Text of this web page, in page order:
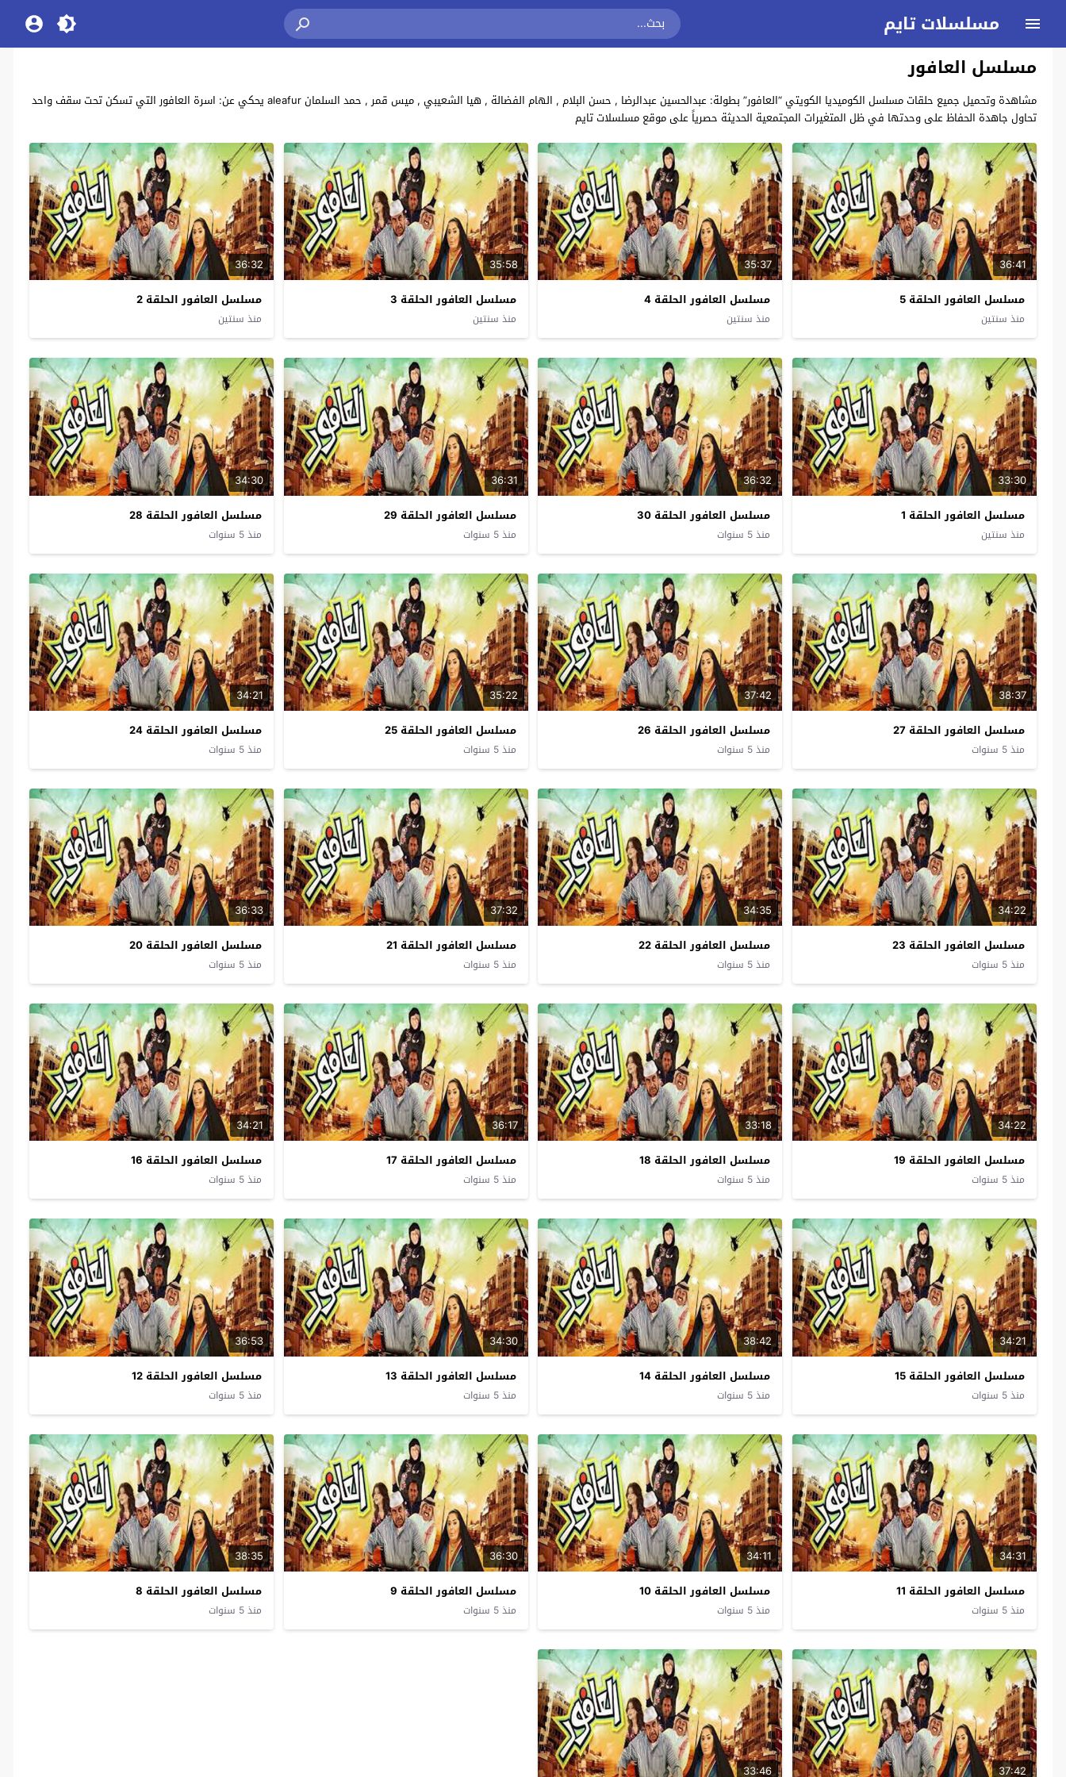
مسلسلات تايم
مسلسل العافور
مشاهدة وتحميل جميع حلقات مسلسل الكوميديا الكويتي “العافور” بطولة: عبدالحسين عبدالرضا , حسن البلام , الهام الفضالة , هيا الشعيبي , ميس قمر , حمد السلمان aleafur يحكي عن: اسرة العافور التي تسكن تحت سقف واحد
تحاول جاهدة الحفاظ على وحدتها في ظل المتغيرات المجتمعية الحديثة حصرياً على موقع مسلسلات تايم
36:41
مسلسل العافور الحلقة 5
منذ سنتين
35:37
مسلسل العافور الحلقة 4
منذ سنتين
35:58
مسلسل العافور الحلقة 3
منذ سنتين
36:32
مسلسل العافور الحلقة 2
منذ سنتين
33:30
مسلسل العافور الحلقة 1
منذ سنتين
36:32
مسلسل العافور الحلقة 30
منذ 5 سنوات
36:31
مسلسل العافور الحلقة 29
منذ 5 سنوات
34:30
مسلسل العافور الحلقة 28
منذ 5 سنوات
38:37
مسلسل العافور الحلقة 27
منذ 5 سنوات
37:42
مسلسل العافور الحلقة 26
منذ 5 سنوات
35:22
مسلسل العافور الحلقة 25
منذ 5 سنوات
34:21
مسلسل العافور الحلقة 24
منذ 5 سنوات
34:22
مسلسل العافور الحلقة 23
منذ 5 سنوات
34:35
مسلسل العافور الحلقة 22
منذ 5 سنوات
37:32
مسلسل العافور الحلقة 21
منذ 5 سنوات
36:33
مسلسل العافور الحلقة 20
منذ 5 سنوات
34:22
مسلسل العافور الحلقة 19
منذ 5 سنوات
33:18
مسلسل العافور الحلقة 18
منذ 5 سنوات
36:17
مسلسل العافور الحلقة 17
منذ 5 سنوات
34:21
مسلسل العافور الحلقة 16
منذ 5 سنوات
34:21
مسلسل العافور الحلقة 15
منذ 5 سنوات
38:42
مسلسل العافور الحلقة 14
منذ 5 سنوات
34:30
مسلسل العافور الحلقة 13
منذ 5 سنوات
36:53
مسلسل العافور الحلقة 12
منذ 5 سنوات
34:31
مسلسل العافور الحلقة 11
منذ 5 سنوات
34:11
مسلسل العافور الحلقة 10
منذ 5 سنوات
36:30
مسلسل العافور الحلقة 9
منذ 5 سنوات
38:35
مسلسل العافور الحلقة 8
منذ 5 سنوات
37:42
33:46